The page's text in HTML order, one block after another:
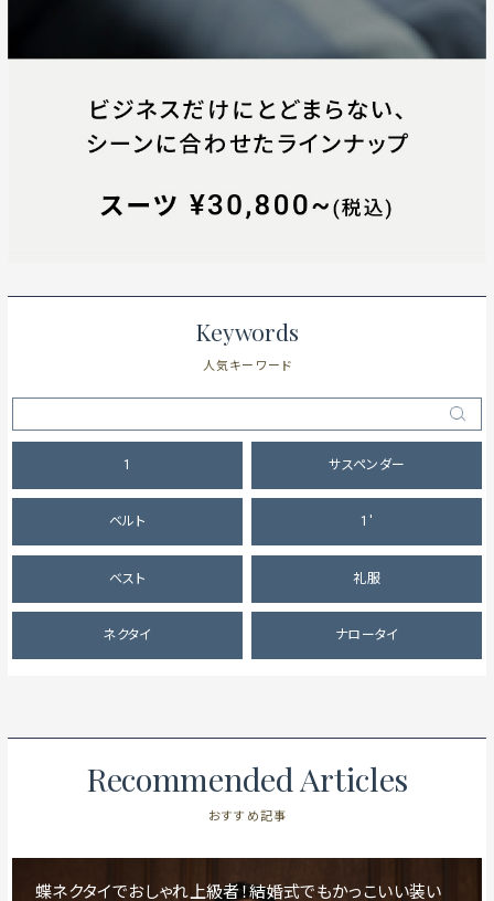
Keywords
人気キーワード
1 サスペンダー
ベルト 1'
ベスト 礼服
ネクタイ ナロータイ
Recommended Articles
おすすめ記事
蝶ネクタイでおしゃれ上級者！結婚式でもかっこいい装い